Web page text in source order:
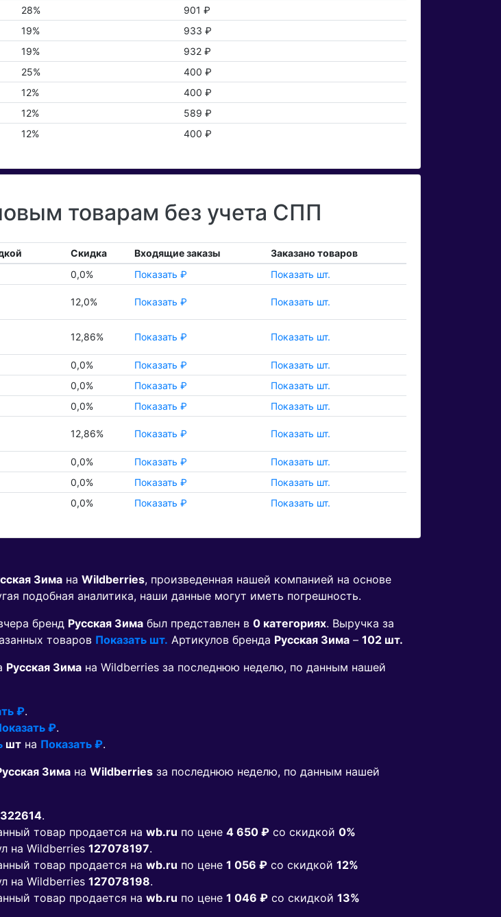
28%
901 ₽
19%
933 ₽
19%
932 ₽
25%
400 ₽
12%
400 ₽
12%
589 ₽
12% 400 ₽
товарам без учета СПП
Скидка Входящие заказы
Заказано товаров
0,0% Показать ₽
Показать шт.
12,0% Показать ₽ Показать шт.
12,86% Показать ₽ Показать шт.
0,0% Показать ₽
Показать шт.
0,0% Показать ₽
Показать шт.
0,0% Показать ₽
Показать шт.
12,86% Показать ₽ Показать шт.
0,0% Показать ₽
Показать шт.
0,0% Показать ₽
Показать шт.
0,0% Показать ₽ Показать шт.
Зима на Wildberries, произведенная нашей компанией на основе
подобная аналитика, наши данные могут иметь погрешность.
бренд Русская Зима был представлен в 0 категориях. Выручка за
товаров Показать шт. Артикулов бренда Русская Зима – 102 шт.
Русская Зима на Wildberries за последнюю неделю, по данным нашей
₽.
₽.
шт на Показать ₽.
Зима на Wildberries за последнюю неделю, по данным нашей
.
товар продается на wb.ru по цене 4 650 ₽ co скидкой 0%
на Wildberries 127078197.
товар продается на wb.ru по цене 1 056 ₽ co скидкой 12%
на Wildberries 127078198.
товар продается на wb.ru по цене 1 046 ₽ co скидкой 13%